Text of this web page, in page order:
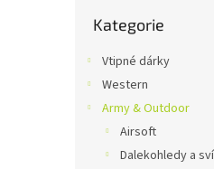
kategorie
Kategorie
Vtipné dárky
Western
Army & Outdoor
Airsoft
Dalekohledy a